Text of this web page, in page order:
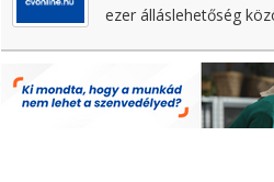
ezer álláslehetőség